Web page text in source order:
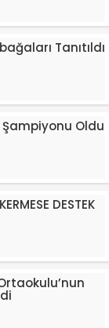
Tanıtıldı
Şampiyonu Oldu
DESTEK